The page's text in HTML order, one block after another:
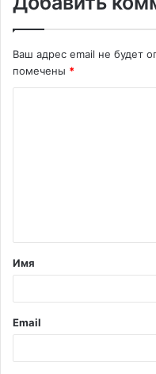
Ваш адрес email не будет
помечены *
т
а
й
*
Имя
Email